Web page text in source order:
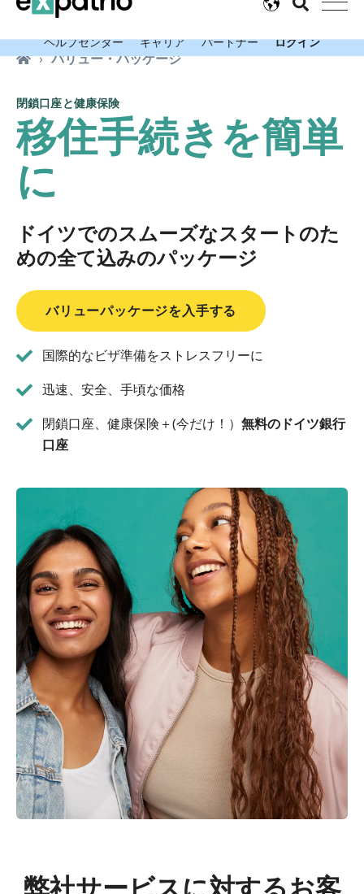
最新情報：Value PackageでExpatrio銀行口座が無料に！
ヘルプセンター
キャリア パートナー ログイン
バリュー・パッケージ
閉鎖口座と健康保険
移住手続きを簡単
に
ドイツでのスムーズなスタートのた
めの全て込みのパッケージ
バリューパッケージを入手する
国際的なビザ準備をストレスフリーに
迅速、安全、手頃な価格
閉鎖口座、健康保険＋(今だけ！） 無料のドイツ銀行
口座